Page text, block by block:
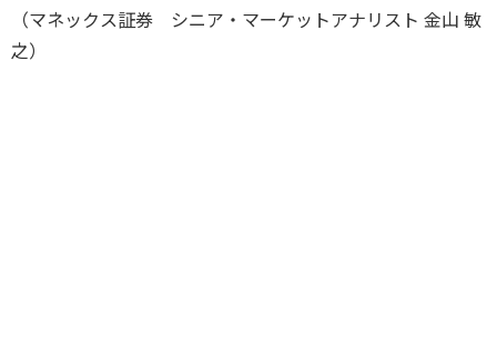
（マネックス証券 シニア・マーケットアナリスト 金山 敏
之）